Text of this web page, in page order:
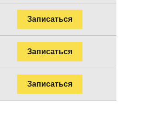
Записаться
Записаться
Записаться